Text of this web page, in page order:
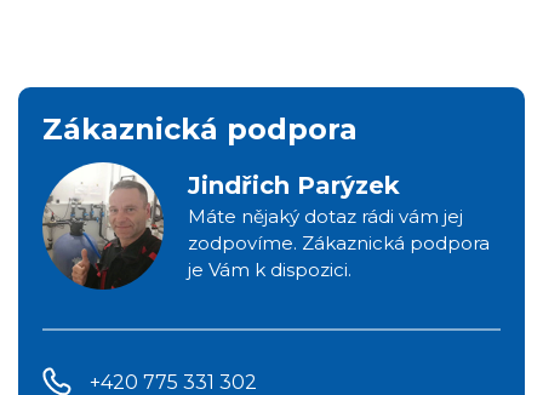
Zákaznická podpora
Jindřich Parýzek
Máte nějaký dotaz rádi vám jej
zodpovíme. Zákaznická podpora
je Vám k dispozici.
+420 775 331 302